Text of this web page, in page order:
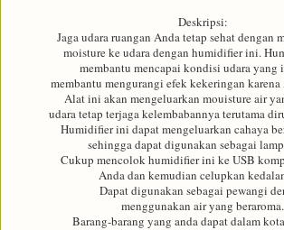
Deskripsi:
Jaga udara ruangan Anda tetap sehat dengan
moisture ke udara dengan humidifier ini.
membantu mencapai kondisi udara yang
membantu mengurangi efek kekeringan karena
Alat ini akan mengeluarkan mouisture air
udara tetap terjaga kelembabannya terutama
Humidifier ini dapat mengeluarkan cahaya
sehingga dapat digunakan sebagai
Cukup mencolok humidifier ini ke USB
Anda dan kemudian celupkan
Dapat digunakan sebagai pewangi
menggunakan air yang beraroma.
Barang-barang yang anda dapat dalam